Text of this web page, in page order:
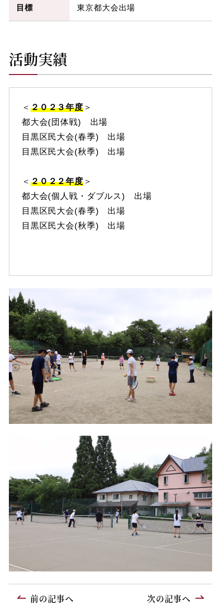
目標 東京都大会出場
活動実績
＜ ２０２３年度＞
都大会(団体戦) 出場
目黒区民大会(春季) 出場
目黒区民大会(秋季) 出場
＜ ２０２２年度＞
都大会(個人戦・ダブルス) 出場
目黒区民大会(春季) 出場
目黒区民大会(秋季) 出場
前の記事へ 次の記事へ